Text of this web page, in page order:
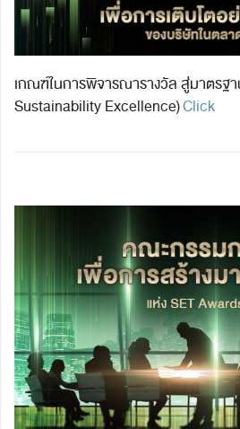
เกณฑ์ในการพิจารณารางวัล สู่มาตรฐ
Sustainability Excellence)Click